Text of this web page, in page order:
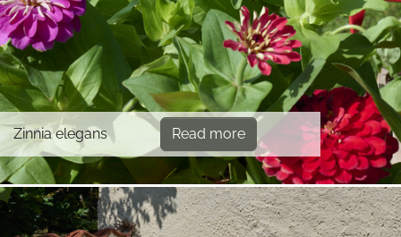
Zinnia elegans Read more